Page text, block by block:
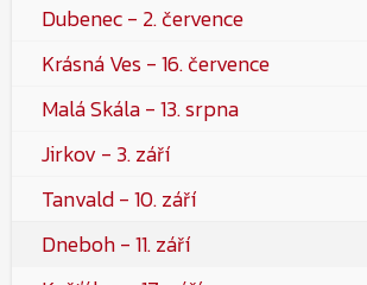
Dubenec - 2. července
Krásná Ves - 16. července
Malá Skála - 13. srpna
Jirkov - 3. září
Tanvald - 10. září
Dneboh - 11. září